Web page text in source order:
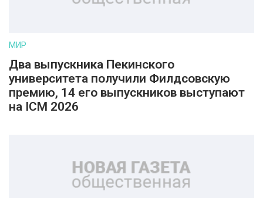
МИР
Два выпускника Пекинского
университета получили Филдсовскую
премию, 14 его выпускников выступают
на ICM 2026